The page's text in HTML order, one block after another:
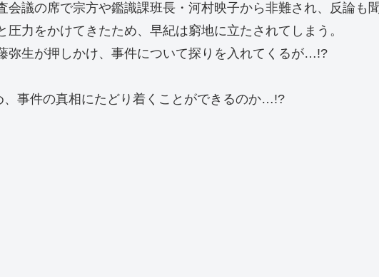
議の席で宗方や鑑識課班長・河村映子から非難され、反論も
力をかけてきたため、早紀は窮地に立たされてしまう。
弥生が押しかけ、事件について探りを入れてくるが…!?
、事件の真相にたどり着くことができるのか…!?